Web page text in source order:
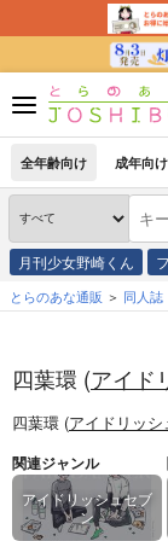
全年齢向け 成年向け
月刊少女野崎くん
とらのあな通販 同人誌
四葉環 (アイド
四葉環 (アイドリッシ
関連ジャンル
アイドリッシュセブ
ン